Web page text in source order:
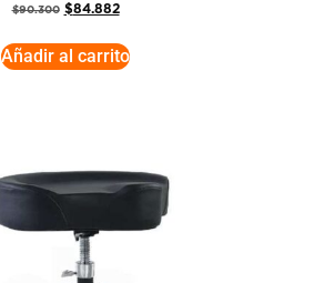
$90.300 $84.882
Añadir al carrito